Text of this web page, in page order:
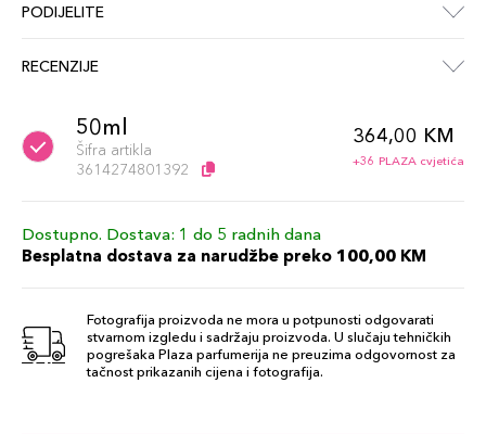
PODIJELITE
RECENZIJE
50ml
Šifra artikla
3614274801392
364,00 KM
+36 PLAZA cvjetića
Dostupno. Dostava: 1 do 5 radnih dana
Besplatna dostava za narudžbe preko 100,00 KM
Fotografija proizvoda ne mora u potpunosti odgovarati
stvarnom izgledu i sadržaju proizvoda. U slučaju tehničkih
pogrešaka Plaza parfumerija ne preuzima odgovornost za
tačnost prikazanih cijena i fotografija.